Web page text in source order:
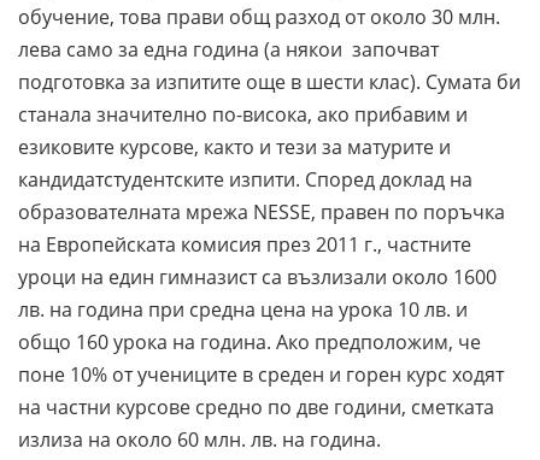
обучение, това прави общ разход от около 30 млн.
лева само за една година (а някои започват
подготовка за изпитите още в шести клас). Сумата би
станала значително по-висока, ако прибавим и
езиковите курсове, както и тези за матурите и
кандидатстудентските изпити. Според доклад на
образователната мрежа NESSE, правен по поръчка
на Европейската комисия през 2011 г., частните
уроци на един гимназист са възлизали около 1600
лв. на година при средна цена на урока 10 лв. и
общо 160 урока на година. Ако предположим, че
поне 10% от учениците в среден и горен курс ходят
на частни курсове средно по две години, сметката
излиза на около 60 млн. лв. на година.